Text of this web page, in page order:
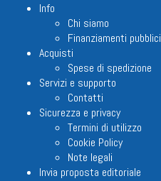
Info
Chi siamo
Finanziamenti pubblici
Acquisti
Spese di spedizione
Servizi e supporto
Contatti
Sicurezza e privacy
Termini di utilizzo
Cookie Policy
Note legali
Invia proposta editoriale